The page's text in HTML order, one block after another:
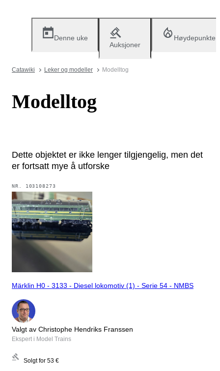
Denne uke
Auksjoner
Høydepunkter
Catawiki Leker og modeller Modelltog
Modelltog
Dette objektet er ikke lenger tilgjengelig, men det
er fortsatt mye å utforske
NR. 103108273
Märklin H0 - 3133 - Diesel lokomotiv (1) - Serie 54 - NMBS
Valgt av Christophe Hendriks Franssen
Ekspert i Model Trains
Solgt for 53 €